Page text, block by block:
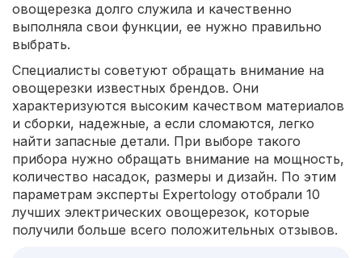
овощерезка долго служила и качественно
выполняла свои функции, ее нужно правильно
выбрать.
Специалисты советуют обращать внимание на
овощерезки известных брендов. Они
характеризуются высоким качеством материалов
и сборки, надежные, а если сломаются, легко
найти запасные детали. При выборе такого
прибора нужно обращать внимание на мощность,
количество насадок, размеры и дизайн. По этим
параметрам эксперты Expertology отобрали 10
лучших электрических овощерезок, которые
получили больше всего положительных отзывов.